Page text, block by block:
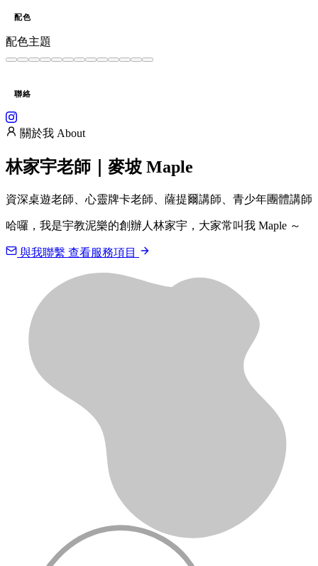
配色
配色主題
聯絡
關於我 About
林家宇老師｜ 麥坡 Maple
資深桌遊老師、心靈牌卡老師、薩提爾講師、青少年團體講師
哈囉，我是宇教泥樂的創辦人林家宇，大家常叫我 Maple ～
與我聯繫 查看服務項目